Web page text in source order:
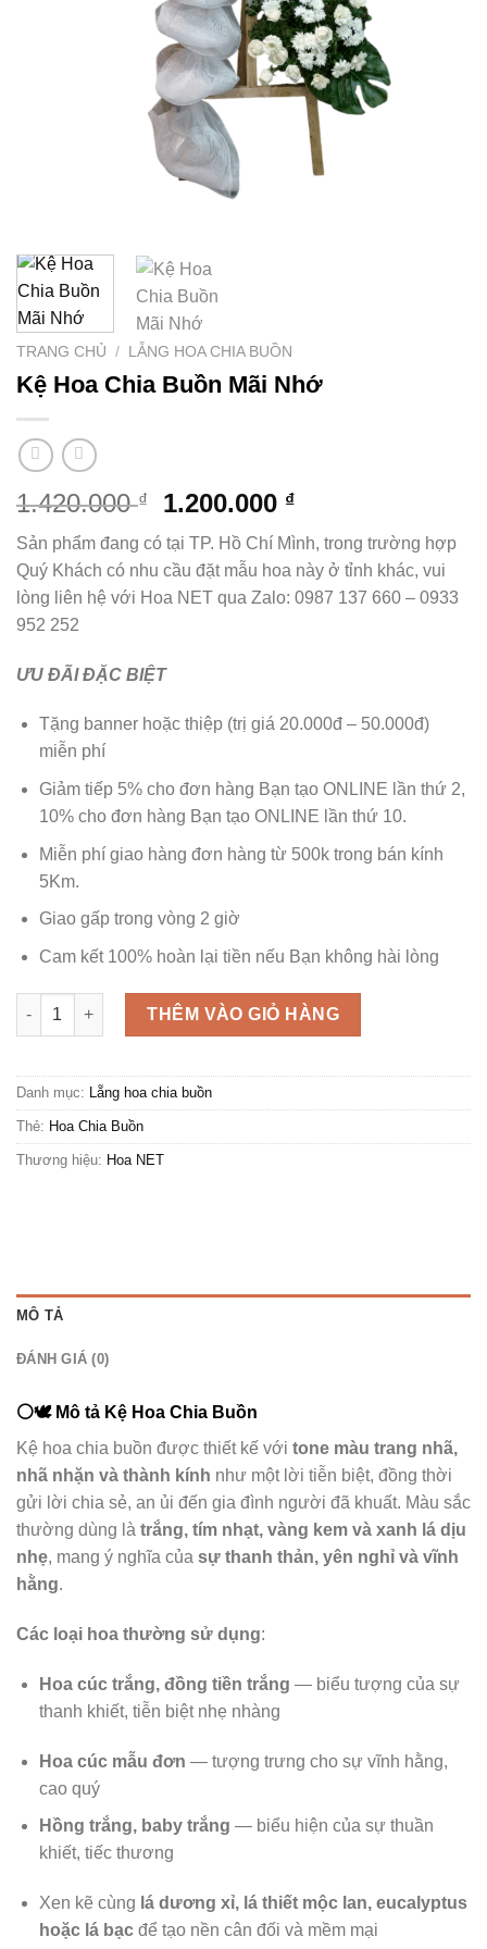
TRANG CHỦ / LẴNG HOA CHIA BUỒN
Kệ Hoa Chia Buồn Mãi Nhớ
1.420.000₫
Giá
là:
1.420.000 ₫.
1.200.000 ₫Giá
tại
là:
1.200.000 ₫.
Sản phẩm đang có tại TP. Hồ Chí Mình, trong trường hợp
Quý Khách có nhu cầu đặt mẫu hoa này ở tỉnh khác, vui
lòng liên hệ với Hoa NET qua Zalo: 0987 137 660 – 0933
952 252
ƯU ĐÃI ĐẶC BIỆT
Tặng banner hoặc thiệp (trị giá 20.000đ – 50.000đ)
miễn phí
Giảm tiếp 5% cho đơn hàng Bạn tạo ONLINE lần thứ 2,
10% cho đơn hàng Bạn tạo ONLINE lần thứ 10.
Miễn phí giao hàng đơn hàng từ 500k trong bán kính
5Km.
Giao gấp trong vòng 2 giờ
Cam kết 100% hoàn lại tiền nếu Bạn không hài lòng
Kệ Hoa Chia Buồn Mãi Nhớ số lượng
THÊM VÀO GIỎ HÀNG
Danh mục: Lẵng hoa chia buồn
Thẻ: Hoa Chia Buồn
Thương hiệu: Hoa NET
MÔ TẢ
ĐÁNH GIÁ (0)
⚪️🕊️ Mô tả Kệ Hoa Chia Buồn
Kệ hoa chia buồn được thiết kế với tone màu trang nhã,
nhã nhặn và thành kính như một lời tiễn biệt, đồng thời
gửi lời chia sẻ, an ủi đến gia đình người đã khuất. Màu sắc
thường dùng là trắng, tím nhạt, vàng kem và xanh lá dịu
nhẹ, mang ý nghĩa của sự thanh thản, yên nghỉ và vĩnh
hằng.
Các loại hoa thường sử dụng:
Hoa cúc trắng, đồng tiền trắng — biểu tượng của sự
thanh khiết, tiễn biệt nhẹ nhàng
Hoa cúc mẫu đơn — tượng trưng cho sự vĩnh hằng,
cao quý
Hồng trắng, baby trắng — biểu hiện của sự thuần
khiết, tiếc thương
Xen kẽ cùng lá dương xỉ, lá thiết mộc lan, eucalyptus
hoặc lá bạcđể tạo nền cân đối và mềm mại